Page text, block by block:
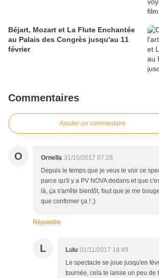
Béjart, Mozart et La Flute Enchantée
au Palais des Congrès jusqu'au 11
février
Commentaires
Ajouter un commentaire
O Ornella 31/10/2017 07:28
Depuis le temps que je veux le voir ce
parce qu'il y a PV NOVA dedans et que
là, ça s'arrête bientôt, faut que je me
que confirmer ça ! ;)
Répondre
L Lulu 01/11/2017 18:49
Le spectacle se joue jusqu'en
tournée, cela te laisse un peu de